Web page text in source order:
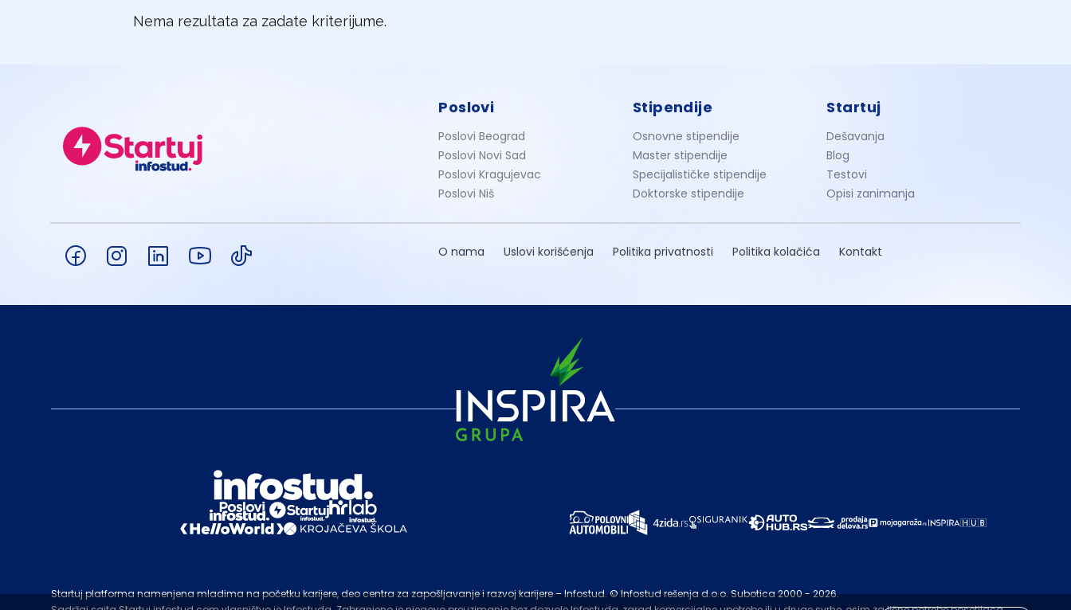
Nema rezultata za zadate kriterijume.
Poslovi
Poslovi Beograd
Poslovi Novi Sad
Poslovi Kragujevac
Poslovi Niš
Stipendije
Osnovne stipendije
Master stipendije
Specijalističke stipendije
Doktorske stipendije
Startuj
Dešavanja
Blog
Testovi
Opisi zanimanja
O nama Uslovi korišćenja Politika privatnosti Politika kolačića Kontakt
Startuj platforma namenjena mladima na početku karijere, deo centra za zapošljavanje i razvoj karijere – Infostud. © Infostud rešenja d.o.o. Subotica 2000 - 2026.